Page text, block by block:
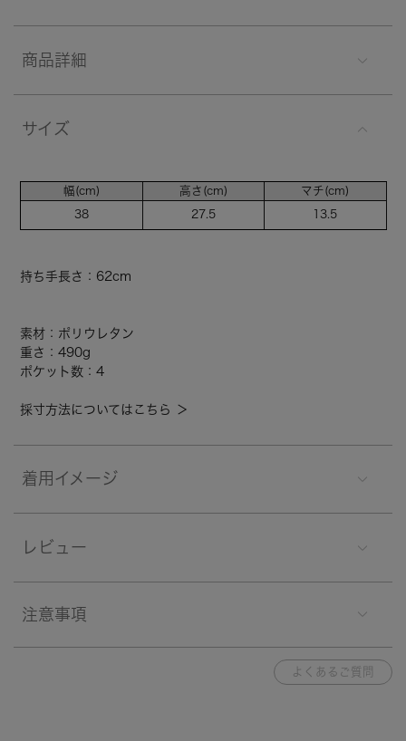
商品詳細
サイズ
幅(cm)
38
高さ(cm)
27.5
マチ(cm)
13.5
持ち手長さ：62cm
素材：ポリウレタン
重さ：490g
ポケット数：4
採寸方法についてはこちら ＞
着用イメージ
レビュー
注意事項
よくあるご質問